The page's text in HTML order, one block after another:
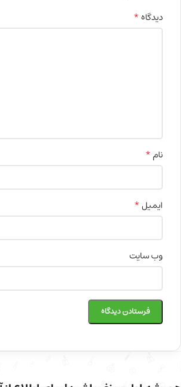
دیدگاه*
نام*
ایمیل*
وب‌ سایت